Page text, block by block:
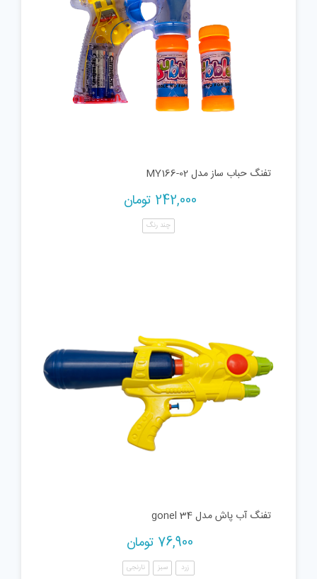
تفنگ حباب ساز مدل MY166-02
242,000 تومان
چند رنگ
تفنگ آب پاش مدل gonel 34
76,900 تومان
زرد سبز نارنجی